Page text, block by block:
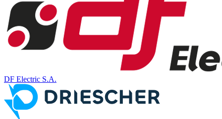
DF Electric S.A.